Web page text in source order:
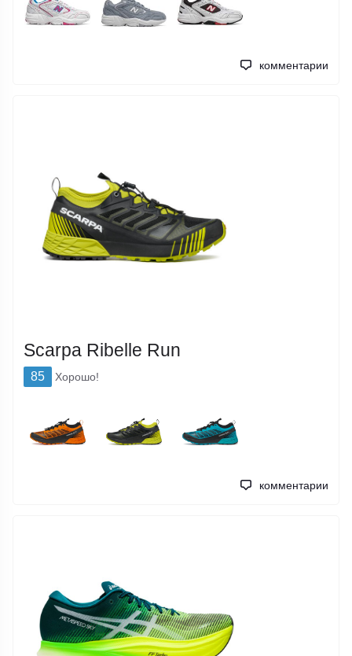
комментарии
Scarpa Ribelle Run
85 Хорошо!
комментарии